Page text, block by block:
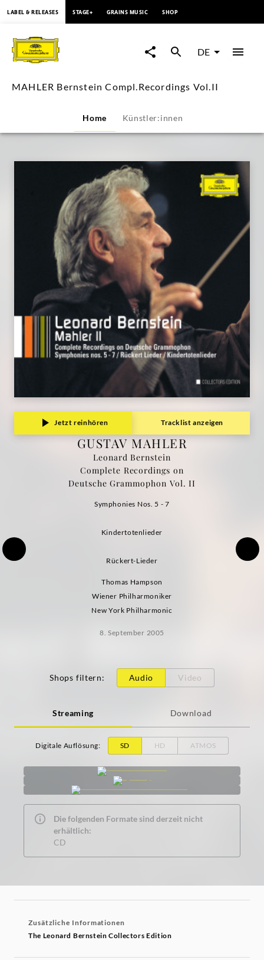
MAHLER
Bernstein
Compl.Recordings
|
Deutsche
Grammophon
LABEL & RELEASES STAGE+ GRAINS MUSIC SHOP
DE
MAHLER Bernstein Compl.Recordings Vol.II
Home Künstler:innen
Jetzt reinhören Tracklist anzeigen
GUSTAV MAHLER
Leonard Bernstein
Complete Recordings on
Deutsche Grammophon Vol. II
Symphonies Nos. 5 - 7
Kindertotenlieder
Rückert-Lieder
Thomas Hampson
Wiener Philharmoniker
New York Philharmonic
8. September 2005
Shops filtern: Audio Video
Streaming Download
Digitale Auflösung: SD HD ATMOS
Die folgenden Formate sind derzeit nicht
erhältlich:
CD
Zusätzliche Informationen
The Leonard Bernstein Collectors Edition